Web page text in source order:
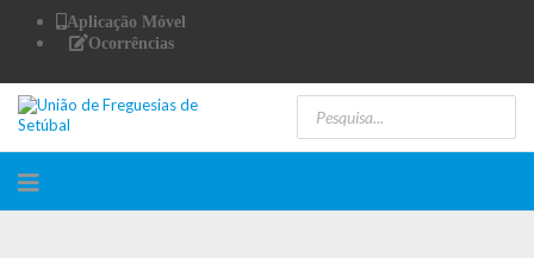
Aplicação Móvel
Ocorrências